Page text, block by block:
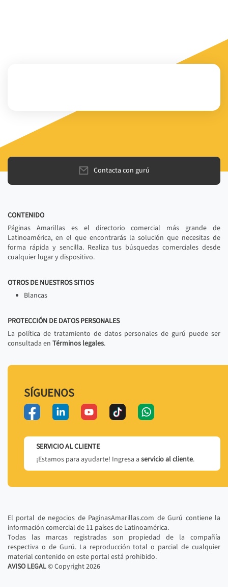
Contacta con gurú
CONTENIDO
Páginas Amarillas es el directorio comercial más grande de
Latinoamérica, en el que encontrarás la solución que necesitas de
forma rápida y sencilla. Realiza tus búsquedas comerciales desde
cualquier lugar y dispositivo.
OTROS DE NUESTROS SITIOS
Blancas
PROTECCIÓN DE DATOS PERSONALES
La política de tratamiento de datos personales de gurú puede ser
consultada en Términos legales.
SÍGUENOS
SERVICIO AL CLIENTE
¡Estamos para ayudarte! Ingresa a servicio al cliente.
El portal de negocios de PaginasAmarillas.com de Gurú contiene la
información comercial de 11 países de Latinoamérica.
Todas las marcas registradas son propiedad de la compañía
respectiva o de Gurú. La reproducción total o parcial de cualquier
material contenido en este portal está prohibido.
AVISO LEGAL© Copyright2026